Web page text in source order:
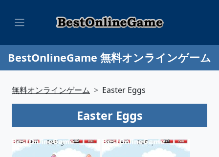
BestOnlineGame 無料オンラインゲーム
無料オンラインゲーム Easter Eggs
Easter Eggs